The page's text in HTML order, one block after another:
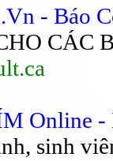
- Báo
CÁC
Online
sinh